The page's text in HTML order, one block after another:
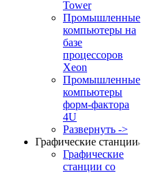
Tower
Промышленные
компьютеры на
базе
процессоров
Xeon
Промышленные
компьютеры
форм-фактора
4U
Развернуть ->
Графические станции
Графические
станции со